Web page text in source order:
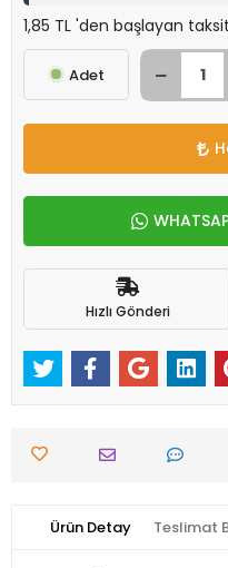
1,85 TL 'den başlayan
Adet
Hızlı Gönderi
Ürün Detay Teslimat